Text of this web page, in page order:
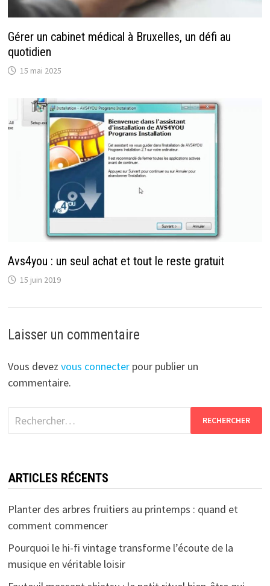
Gérer un cabinet médical à Bruxelles, un défi au
quotidien
15 mai 2025
Avs4you : un seul achat et tout le reste gratuit
15 juin 2019
Laisser un commentaire
Vous devez vous connecterpour publier un
commentaire.
Rechercher :
ARTICLES RÉCENTS
Planter des arbres fruitiers au printemps : quand et
comment commencer
Pourquoi le hi-fi vintage transforme l’écoute de la
musique en véritable loisir